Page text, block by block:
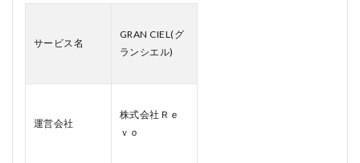
イテ
肢が
1.3
サービス名
GRAN CIEL(グ
ランシエル)
運営会社
株式会社Ｒｅ
ｖｏ